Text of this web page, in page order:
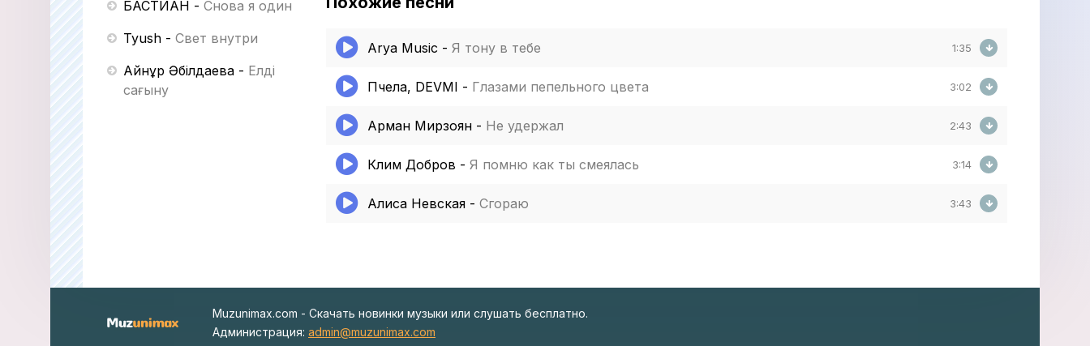
БАСТИАН - Снова я один
Tyush - Свет внутри
Айнұр Әбілдаева - Елді
сағыну
Arya Music - Я тону в тебе 1:35
Пчела, DEVMI - Глазами пепельного цвета 3:02
Арман Мирзоян - Не удержал 2:43
Клим Добров - Я помню как ты смеялась 3:14
Алиса Невская - Сгораю 3:43
Muzunimax.com - Скачать новинки музыки или слушать бесплатно.
Администрация: admin@muzunimax.com